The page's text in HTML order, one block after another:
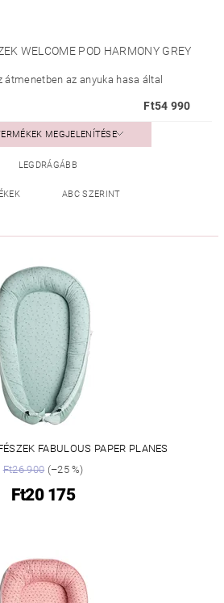
WELCOME POD HARMONY GREY
az anyuka hasa által
Ft54 990
MEGJELENÍTÉSE
LEGDRÁGÁBB
ABC SZERINT
FABULOUS PAPER PLANES
Ft26 900(–25 %)
Ft20 175